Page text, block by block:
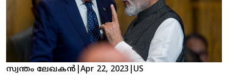
സ്വന്തം ലേഖകൻ Apr 22, 2023 US